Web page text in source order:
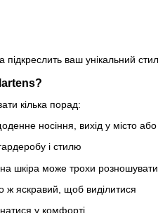
ваш унікальний
кілька порад:
носіння, вихід у місто або
і стилю
шкіра може трохи
ж яскравий, щоб виділитися
у комфорті